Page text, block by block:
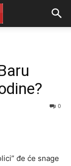
0
đe će snage